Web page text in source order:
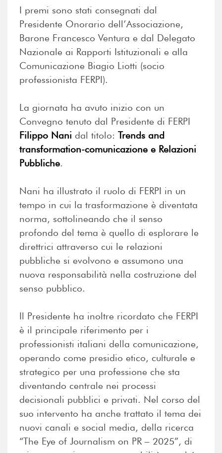
I premi sono stati consegnati dal
Presidente Onorario dell’Associazione,
Barone Francesco Ventura e dal Delegato
Nazionale ai Rapporti Istituzionali e alla
Comunicazione Biagio Liotti (socio
professionista FERPI).
La giornata ha avuto inizio con un
Convegno tenuto dal Presidente di FERPI
Filippo Nani dal titolo: Trends and
transformation-comunicazione e Relazioni
Pubbliche.
Nani ha illustrato il ruolo di FERPI in un
tempo in cui la trasformazione è diventata
norma, sottolineando che il senso
profondo del tema è quello di esplorare le
direttrici attraverso cui le relazioni
pubbliche si evolvono e assumono una
nuova responsabilità nella costruzione del
senso pubblico.
Il Presidente ha inoltre ricordato che FERPI
è il principale riferimento per i
professionisti italiani della comunicazione,
operando come presidio etico, culturale e
strategico per una professione che sta
diventando centrale nei processi
decisionali pubblici e privati. Nel corso del
suo intervento ha anche trattato il tema dei
nuovi canali e social media, della ricerca
“The Eye of Journalism on PR – 2025”, di